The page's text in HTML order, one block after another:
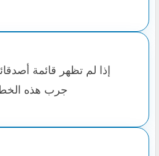
إذا لم تظهر قائمة
جرب هذه